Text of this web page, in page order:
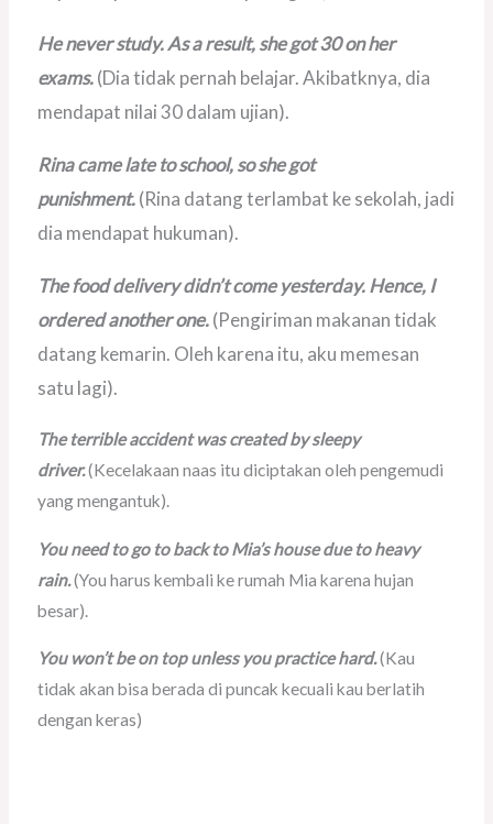
He never study. As a result, she got 30 on her
exams.(Dia tidak pernah belajar. Akibatknya, dia
mendapat nilai 30 dalam ujian).
Rina came late to school, so she got
punishment.(Rina datang terlambat ke sekolah, jadi
dia mendapat hukuman).
The food delivery didn’t come yesterday. Hence, I
ordered another one.(Pengiriman makanan tidak
datang kemarin. Oleh karena itu, aku memesan
satu lagi).
The terrible accident was created by sleepy
driver.(Kecelakaan naas itu diciptakan oleh pengemudi
yang mengantuk).
You need to go to back to Mia’s house due to heavy
rain.(You harus kembali ke rumah Mia karena hujan
besar).
You won’t be on top unless you practice hard.(Kau
tidak akan bisa berada di puncak kecuali kau berlatih
dengan keras)